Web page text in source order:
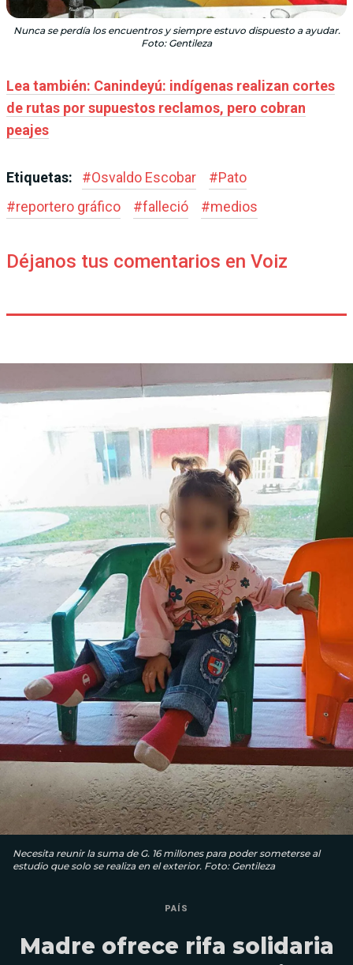
Nunca se perdía los encuentros y siempre estuvo dispuesto a ayudar.
Foto: Gentileza
Lea también: Canindeyú: indígenas realizan cortes
de rutas por supuestos reclamos, pero cobran
peajes
Etiquetas: #Osvaldo Escobar #Pato
#reportero gráfico #falleció #medios
Déjanos tus comentarios en Voiz
Necesita reunir la suma de G. 16 millones para poder someterse al
estudio que solo se realiza en el exterior. Foto: Gentileza
PAÍS
Madre ofrece rifa solidaria